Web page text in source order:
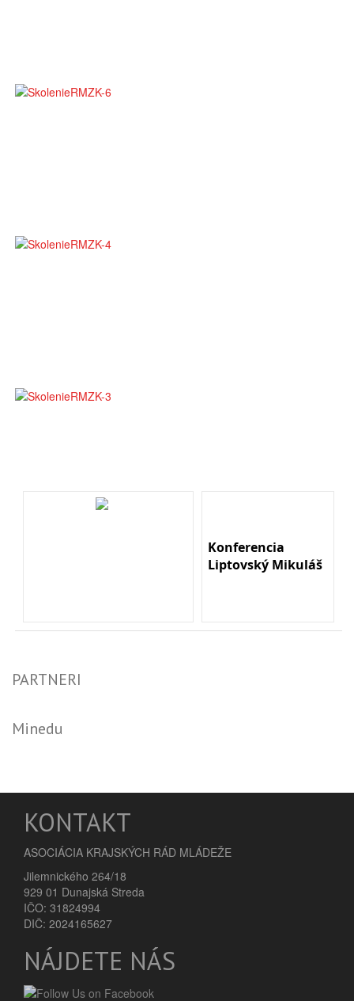
Konferencia
Liptovský Mikuláš
PARTNERI
Minedu
KONTAKT
ASOCIÁCIA KRAJSKÝCH RÁD MLÁDEŽE
Jilemnického 264/18
929 01 Dunajská Streda
IČO: 31824994
DIČ: 2024165627
NÁJDETE NÁS